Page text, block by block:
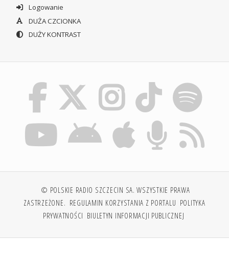
Logowanie
DUŻA CZCIONKA
DUŻY KONTRAST
© POLSKIE RADIO SZCZECIN SA. WSZYSTKIE PRAWA
ZASTRZEŻONE. REGULAMIN KORZYSTANIA Z PORTALU POLITYKA
PRYWATNOŚCI BIULETYN INFORMACJI PUBLICZNEJ